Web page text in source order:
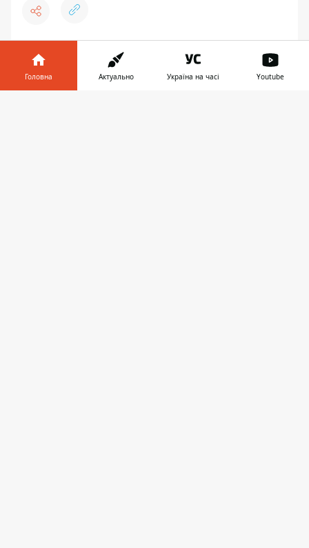
👍 ♥ 😆
Головна Актуально Україна на часі Youtube